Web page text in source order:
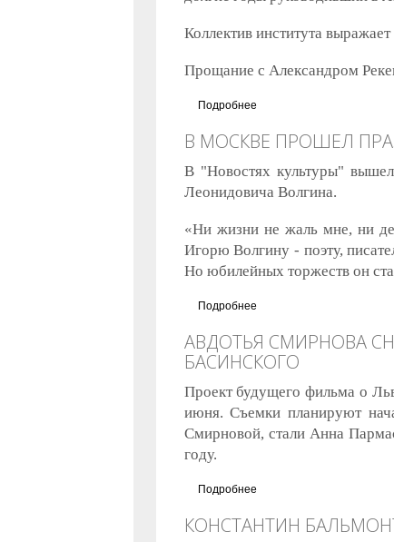
Коллектив института
Прощание с Александром
Подробнее
В МОСКВЕ ПРОШЕЛ
В "Новостях культуры"
Леонидовича Волгина.
«Ни жизни не жаль мне, ни
Игорю Волгину - поэту,
Но юбилейных торжеств он
Подробнее
АВДОТЬЯ СМИРНОВА
БАСИНСКОГО
Проект будущего фильма о
июня. Съемки планируют
Смирновой, стали Анна
году.
Подробнее
КОНСТАНТИН